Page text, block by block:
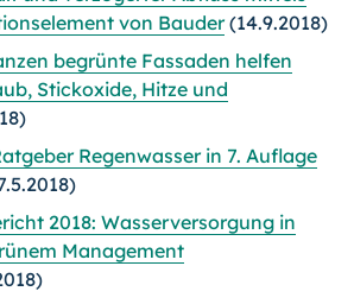
von Bauder(14.9.2018)
begrünte Fassaden helfen
Stickoxide, Hitze und
Regenwasser in 7. Auflage
2018: Wasserversorgung in
Management